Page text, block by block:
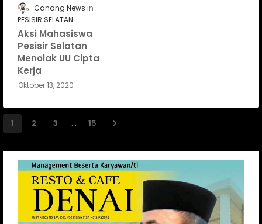
Canang News
PESISIR SELATAN
Aksi Mahasiswa
Pesisir Selatan
Menolak UU Cipta
Kerja
Oktober 13, 2020
1 2 3 ... 15